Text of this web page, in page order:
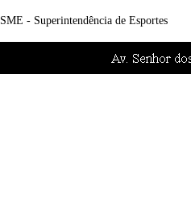
SME - Superintendência de Esportes